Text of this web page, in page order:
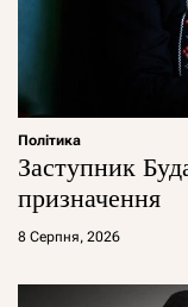
Політика
Заступник
призначення
8 Серпня, 2026